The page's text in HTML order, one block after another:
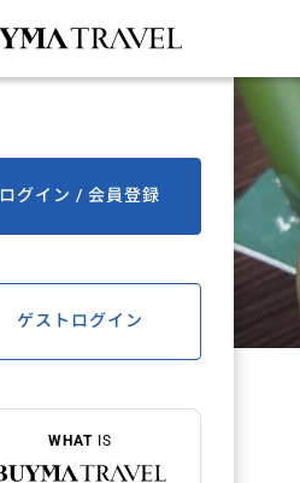
ログイン / 会員登録
ゲストログイン
WHAT IS